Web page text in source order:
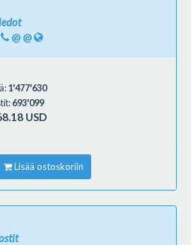
@ @
1'477'630
693'099
USD
Lisää ostoskoriin